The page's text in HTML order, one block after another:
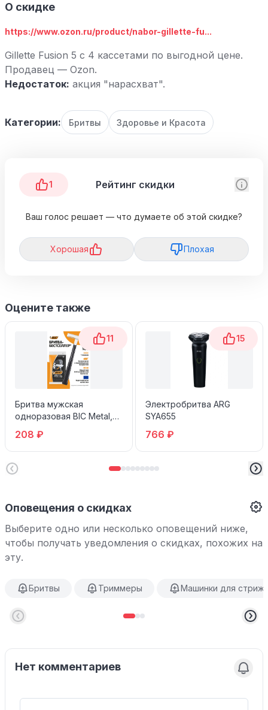
О скидке
https://www.ozon.ru/product/nabor-gillette-fu...
Gillette Fusion 5 с 4 кассетами по выгодной цене.
Продавец — Ozon.
Недостаток: акция "нарасхват".
Категории: Бритвы Здоровье и Красота
1 Рейтинг скидки
Ваш голос решает — что думаете об этой скидке?
Хорошая Плохая
Оцените также
11
Бритва мужская
одноразовая BIC Metal,
208 ₽
15
Электробритва ARG
SYA655
766 ₽
Оповещения о скидках
Выберите одно или несколько оповещений ниже,
чтобы получать уведомления о скидках, похожих на
эту.
Бритвы Триммеры Машинки для
Нет комментариев